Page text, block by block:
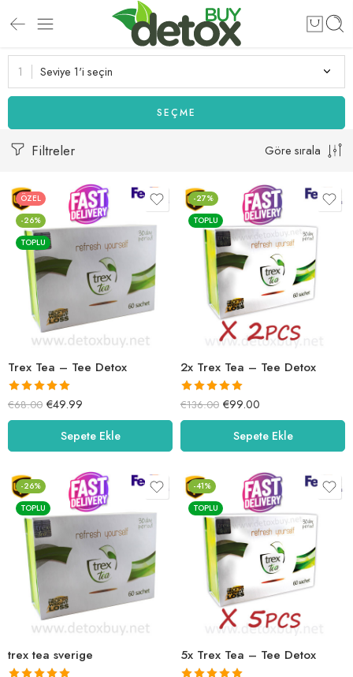
Seviye 1'i seçin
SEÇME
Filtreler Göre sırala
ÖZEL
-26%
TOPLU
Trex Tea – Tee Detox
5 üzerinden
5.00oy aldı
€68.00 €49.99
Sepete Ekle
-27%
TOPLU
2x Trex Tea – Tee Detox
5 üzerinden
5.00oy aldı
€136.00 €99.00
Sepete Ekle
-26%
TOPLU
trex tea sverige
-41%
TOPLU
5x Trex Tea – Tee Detox